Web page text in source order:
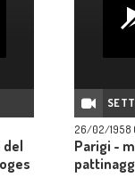
del
26/02/1958
Parigi -